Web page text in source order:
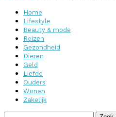
Home
Lifestyle
Beauty & mode
Reizen
Gezondheid
Dieren
Geld
Liefde
Ouders
Wonen
Zakelijk